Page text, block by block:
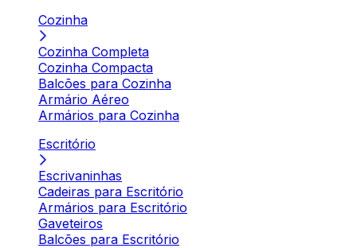
Cozinha
Cozinha Completa
Cozinha Compacta
Balcões para Cozinha
Armário Aéreo
Armários para Cozinha
Escritório
Escrivaninhas
Cadeiras para Escritório
Armários para Escritório
Gaveteiros
Balcões para Escritório